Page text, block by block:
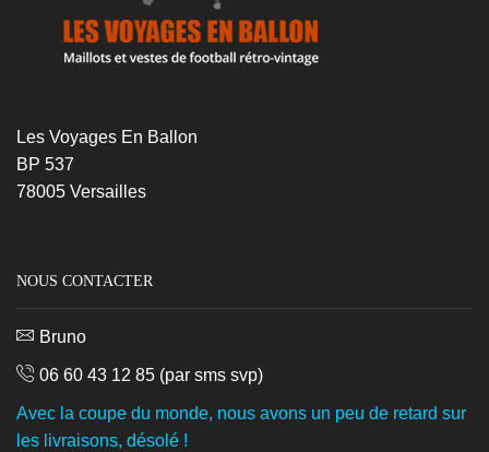
Les Voyages En Ballon
BP 537
78005 Versailles
NOUS CONTACTER
Bruno
06 60 43 12 85 (par sms svp)
Avec la coupe du monde, nous avons un peu de retard sur
les livraisons, désolé !